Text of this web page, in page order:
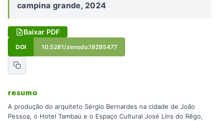
campina grande, 2024
Baixar PDF
DOI 10.5281/zenodo.19295477
resumo
A produção do arquiteto Sérgio Bernardes na cidade de João
Pessoa, o Hotel Tambaú e o Espaço Cultural José Lins do Rêgo,